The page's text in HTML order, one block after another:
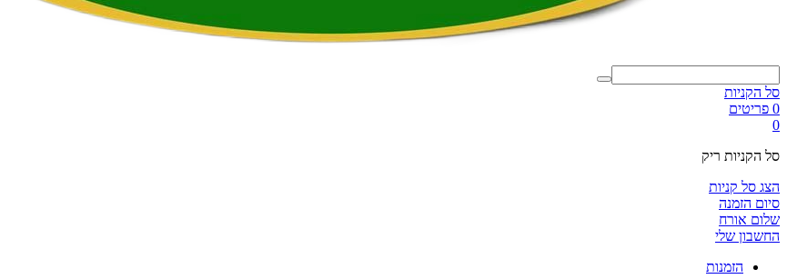
סל הקניות
0 פריטים
0
סל הקניות ריק
הצג סל קניות
סיום הזמנה
שלום אורח
החשבון שלי
הזמנות